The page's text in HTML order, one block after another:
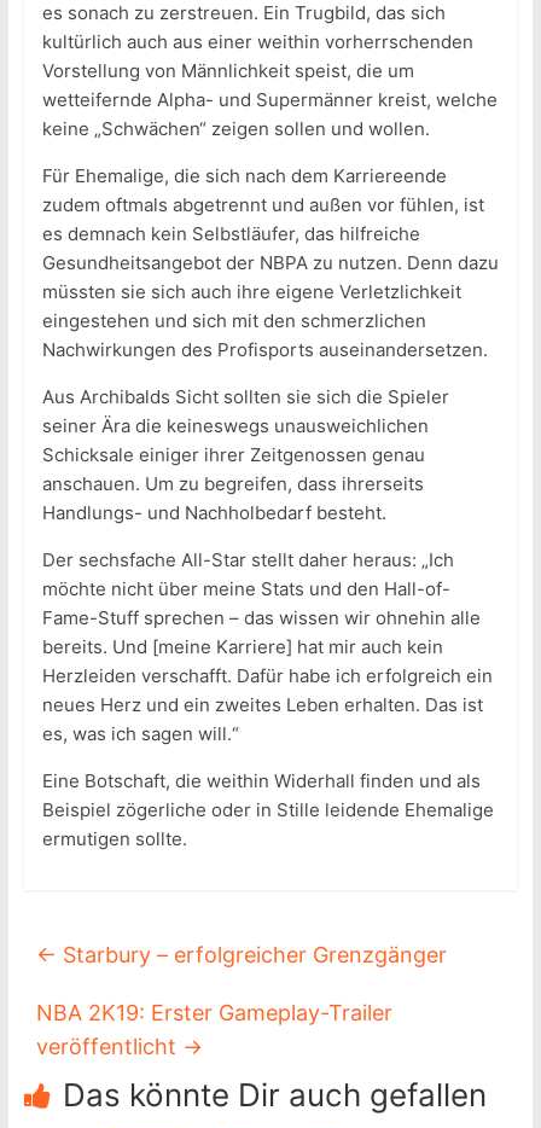
es sonach zu zerstreuen. Ein Trugbild, das sich
kultürlich auch aus einer weithin vorherrschenden
Vorstellung von Männlichkeit speist, die um
wetteifernde Alpha- und Supermänner kreist, welche
keine „Schwächen“ zeigen sollen und wollen.
Für Ehemalige, die sich nach dem Karriereende
zudem oftmals abgetrennt und außen vor fühlen, ist
es demnach kein Selbstläufer, das hilfreiche
Gesundheitsangebot der NBPA zu nutzen. Denn dazu
müssten sie sich auch ihre eigene Verletzlichkeit
eingestehen und sich mit den schmerzlichen
Nachwirkungen des Profisports auseinandersetzen.
Aus Archibalds Sicht sollten sie sich die Spieler
seiner Ära die keineswegs unausweichlichen
Schicksale einiger ihrer Zeitgenossen genau
anschauen. Um zu begreifen, dass ihrerseits
Handlungs- und Nachholbedarf besteht.
Der sechsfache All-Star stellt daher heraus: „Ich
möchte nicht über meine Stats und den Hall-of-
Fame-Stuff sprechen – das wissen wir ohnehin alle
bereits. Und [meine Karriere] hat mir auch kein
Herzleiden verschafft. Dafür habe ich erfolgreich ein
neues Herz und ein zweites Leben erhalten. Das ist
es, was ich sagen will.“
Eine Botschaft, die weithin Widerhall finden und als
Beispiel zögerliche oder in Stille leidende Ehemalige
ermutigen sollte.
← Starbury – erfolgreicher Grenzgänger
NBA 2K19: Erster Gameplay-Trailer
veröffentlicht →
Das könnte Dir auch gefallen